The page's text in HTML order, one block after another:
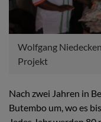
Wolfgang
Projekt
Nach zwei Jahren in
Butembo um, wo es